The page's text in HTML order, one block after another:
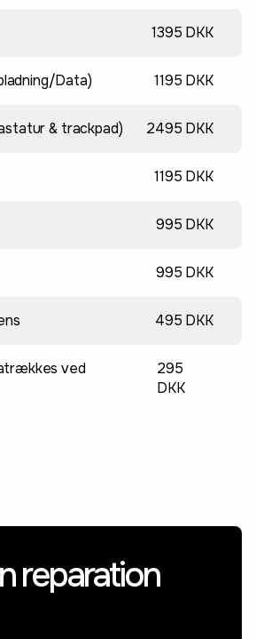
1395 DKK
Data) 1195 DKK
& trackpad) 2495 DKK
1195 DKK
995 DKK
995 DKK
495 DKK
ved
295
DKK
reparation